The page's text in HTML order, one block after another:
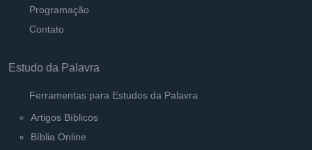
Programação
Contato
Estudo da Palavra
Ferramentas para Estudos da Palavra
Artigos Bíblicos
Bíblia Online